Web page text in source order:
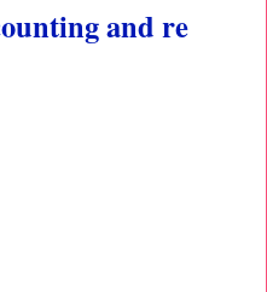
and re